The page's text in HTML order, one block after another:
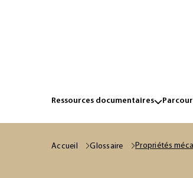
Ressources documentaires
Accueil Glossaire Propriétés